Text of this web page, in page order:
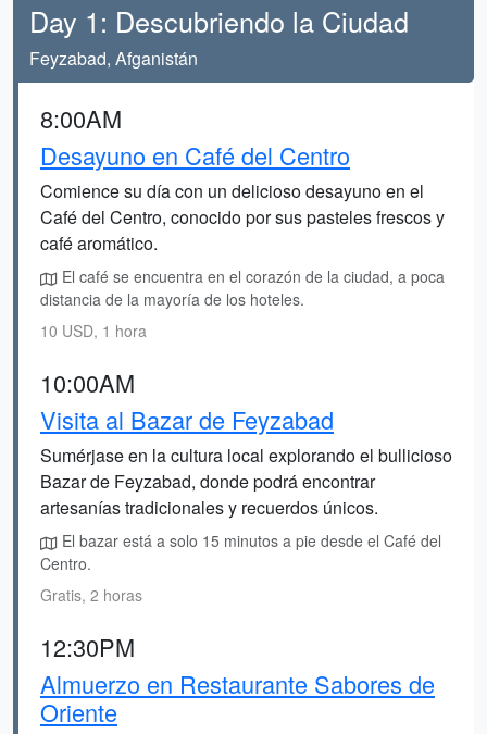
Day 1: Descubriendo la Ciudad
Feyzabad, Afganistán
8:00AM
Desayuno en Café del Centro
Comience su día con un delicioso desayuno en el
Café del Centro, conocido por sus pasteles frescos y
café aromático.
El café se encuentra en el corazón de la ciudad, a poca
distancia de la mayoría de los hoteles.
10 USD, 1 hora
10:00AM
Visita al Bazar de Feyzabad
Sumérjase en la cultura local explorando el bullicioso
Bazar de Feyzabad, donde podrá encontrar
artesanías tradicionales y recuerdos únicos.
El bazar está a solo 15 minutos a pie desde el Café del
Centro.
Gratis, 2 horas
12:30PM
Almuerzo en Restaurante Sabores de
Oriente